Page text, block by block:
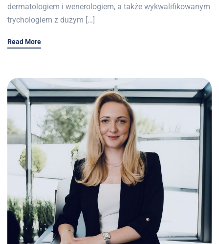
dermatologiem i wenerologiem, a także wykwalifikowanym
trychologiem z dużym […]
Read More